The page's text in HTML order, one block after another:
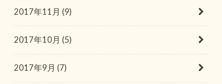
2017年11月 (9)
2017年10月 (5)
2017年9月 (7)